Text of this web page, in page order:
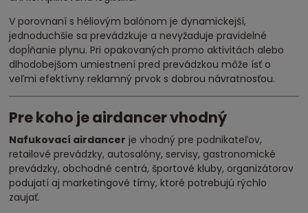
V porovnaní s héliovým balónom je dynamickejší,
jednoduchšie sa prevádzkuje a nevyžaduje pravidelné
dopĺňanie plynu. Pri opakovaných promo aktivitách alebo
dlhodobejšom umiestnení pred prevádzkou môže ísť o
veľmi efektívny reklamný prvok s dobrou návratnosťou.
Pre koho je airdancer vhodný
Nafukovací airdancer je vhodný pre podnikateľov,
retailové prevádzky, autosalóny, servisy, gastronomické
prevádzky, obchodné centrá, športové kluby, organizátorov
podujatí aj marketingové tímy, ktoré potrebujú rýchlo
zaujať.